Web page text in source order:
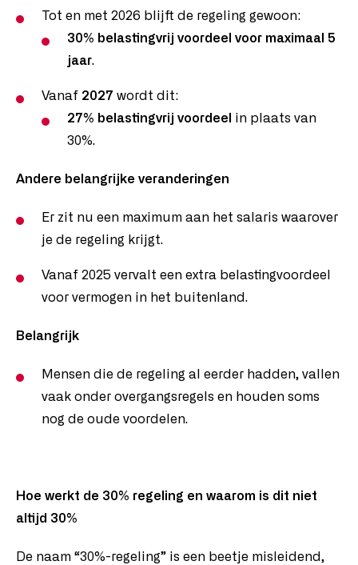
Tot en met 2026 blijft de regeling gewoon:
30% belastingvrij voordeel voor maximaal 5
jaar.
Vanaf 2027 wordt dit:
27% belastingvrij voordeel
in plaats van
30%.
Andere belangrijke veranderingen
Er zit nu een maximum aan het salaris waarover
je de regeling krijgt.
Vanaf 2025 vervalt een extra belastingvoordeel
voor vermogen in het buitenland.
Belangrijk
Mensen die de regeling al eerder hadden, vallen
vaak onder overgangsregels en houden soms
nog de oude voordelen.
Hoe werkt de 30% regeling en waarom is dit niet
altijd 30%
De naam “30%-regeling” is een beetje misleidend,